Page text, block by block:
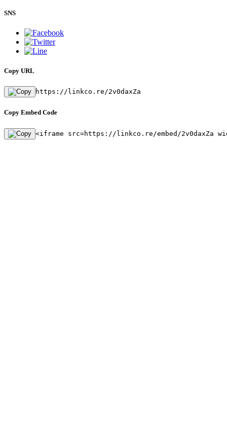
SNS
Copy URL
https://linkco.re/2v0daxZa
Copy Embed Code
<iframe src=https://linkco.re/embed/2v0daxZa